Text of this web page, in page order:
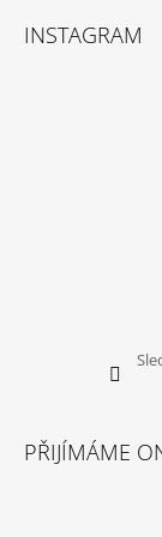
INSTAGRAM
PŘIJÍMÁME